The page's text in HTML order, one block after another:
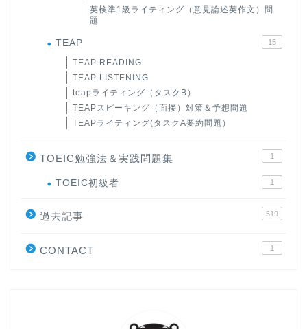
英検準1級ライティング（意見論述英作文）問
題
TEAP 15
TEAP READING
TEAP LISTENING
teapライティング（タスクB）
TEAPスピーキング（面接）対策＆予想問題
TEAPライティング(タスクA要約問題）
TOEIC勉強法＆実践問題集 1
TOEIC初級者 1
過去記事 519
CONTACT 1
大学入試英語対策講座